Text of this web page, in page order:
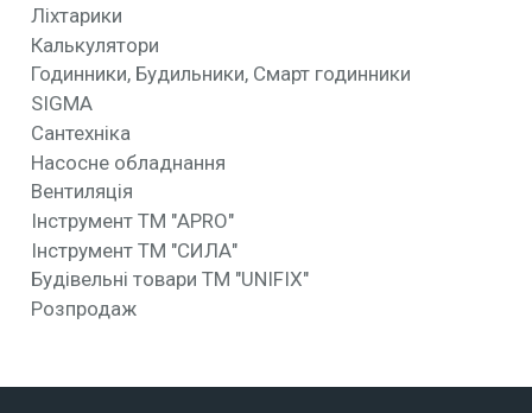
Ліхтарики
Калькулятори
Годинники, Будильники, Смарт годинники
SIGMA
Сантехніка
Насосне обладнання
Вентиляція
Інструмент ТМ "APRO"
Інструмент ТМ "СИЛА"
Будівельні товари ТМ "UNIFIX"
Розпродаж